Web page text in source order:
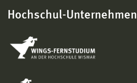
Hochschul-Unternehmen